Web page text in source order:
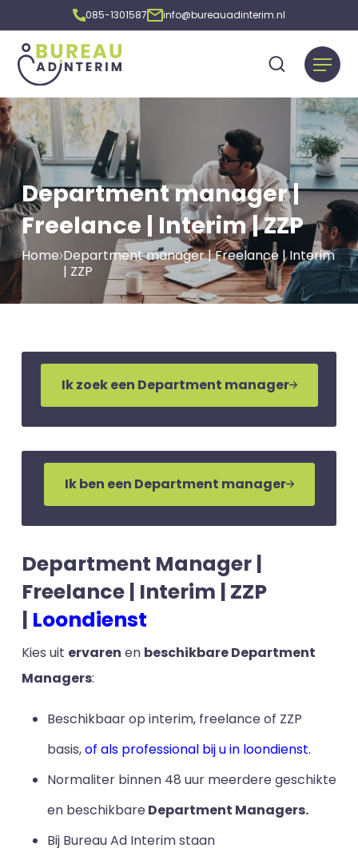
085-1301587 info@bureauadinterim.nl
Department manager |
Freelance | Interim | ZZP
Home Department manager | Freelance | Interim
| ZZP
Ik zoek een Department manager
Ik ben een Department manager
Department Manager |
Freelance | Interim | ZZP
| Loondienst
Kies uit ervaren en beschikbare Department
Managers:
Beschikbaar op interim, freelance of ZZP
basis,of als professional bij u in loondienst.
Normaliter binnen 48 uur meerdere geschikte
en beschikbareDepartment Managers.
Bij Bureau Ad Interim staan